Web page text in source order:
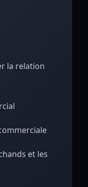
la relation
et les